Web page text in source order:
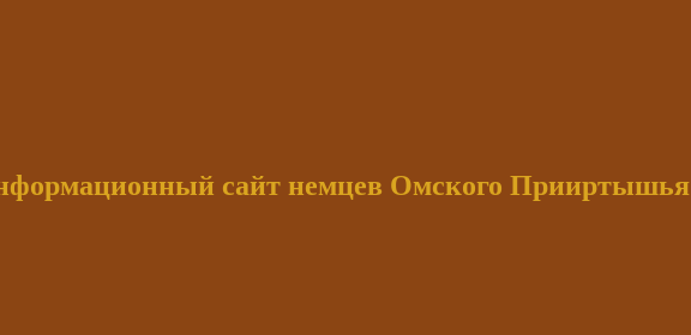
сайт немцев Омского Прииртышья